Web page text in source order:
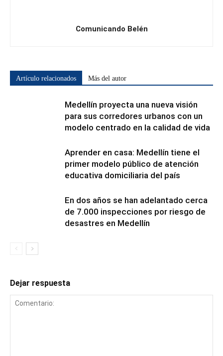
Comunicando Belén
Artículo relacionados Más del autor
Medellín proyecta una nueva visión
para sus corredores urbanos con un
modelo centrado en la calidad de vida
Aprender en casa: Medellín tiene el
primer modelo público de atención
educativa domiciliaria del país
En dos años se han adelantado cerca
de 7.000 inspecciones por riesgo de
desastres en Medellín
Dejar respuesta